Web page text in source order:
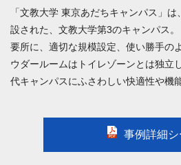
「文教大学 東京あだちキャンパス」
設された、文教大学第3のキャンパス
要所に、適切な規模設定、使い勝手の
ウダールームはトイレゾーンとは独立
代キャンパスにふさわしい快適性や機
事例詳細シ